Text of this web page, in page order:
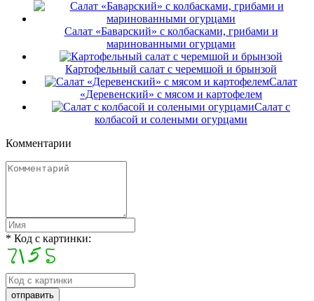
Салат «Баварский» с колбасками, грибами и
маринованными огурцами
Картофельный салат с черемшой и брынзой
Салат
«Деревенский» с мясом и картофелем
Салат с
колбасой и солеными огурцами
Комментарии
* Код с картинки: